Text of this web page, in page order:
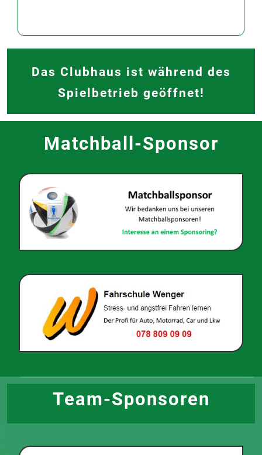
Das Clubhaus ist während des
Spielbetrieb geöffnet!
Matchball-Sponsor
Team-Sponsoren